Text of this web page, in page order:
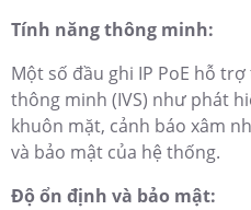
Tính năng thông minh:
Một số đầu ghi IP PoE hỗ
thông minh (IVS) như phát
khuôn mặt, cảnh báo xâm
và bảo mật của hệ thống.
Độ ổn định và bảo mật: